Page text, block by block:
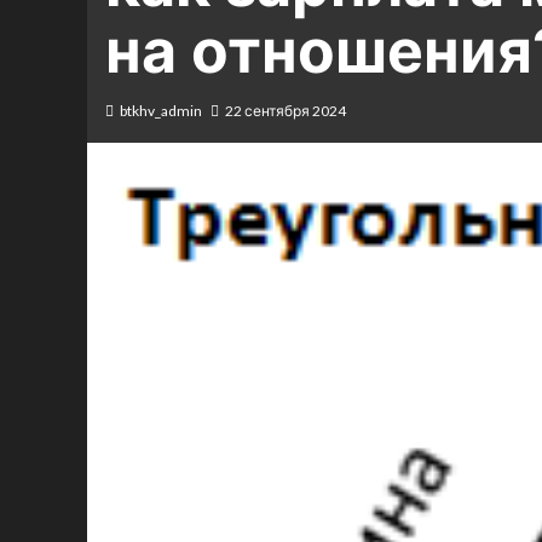
на
btkhv_admin 22 сентября 2024